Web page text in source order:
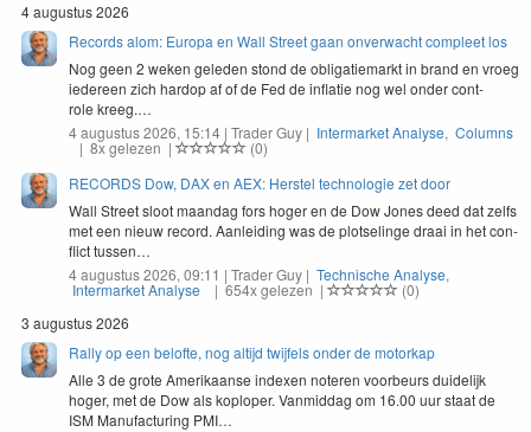
4 augustus 2026
Records alom: Europa en Wall Street gaan onverwacht compleet los
Nog geen 2 weken gele­den stond de oblig­atiemarkt in brand en vroeg
iedereen zich hardop af of de Fed de inflatie nog wel onder con­t­
role kreeg.…
4 augustus 2026, 15:14 | Trader Guy | Intermarket Analyse, Columns
| 8x gelezen |
(0)
RECORDS Dow, DAX en AEX: Herstel technologie zet door
Wall Street sloot maandag fors hoger en de Dow Jones deed dat zelfs
met een nieuw record. Aan­lei­d­ing was de plot­selinge draai in het con­
flict tussen…
4 augustus 2026, 09:11 | Trader Guy | Technische Analyse,
Intermarket Analyse | 654x gelezen |
(0)
3 augustus 2026
Rally op een belofte, nog altijd twijfels onder de motorkap
Alle 3 de grote Amerikaanse index­en noteren voor­beurs duidelijk
hoger, met de Dow als koplop­er. Van­mid­dag om 16.00 uur staat de
ISM Man­u­fac­tur­ing PMI…